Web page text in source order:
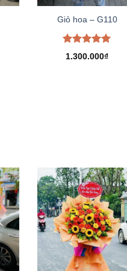
Giỏ hoa – G110
Được xếp
hạng5.00
1.300.000₫